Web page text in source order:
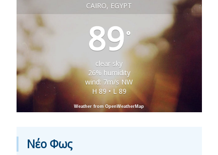
CAIRO, EGYPT
89°
clear sky
26% humidity
wind: 7m/s NW
H 89 • L 89
Weather from OpenWeatherMap
Νέο Φως